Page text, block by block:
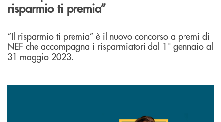
risparmio ti premia”
“Il risparmio ti premia” è il nuovo concorso a premi di
NEF che accompagna i risparmiatori dal 1° gennaio al
31 maggio 2023.